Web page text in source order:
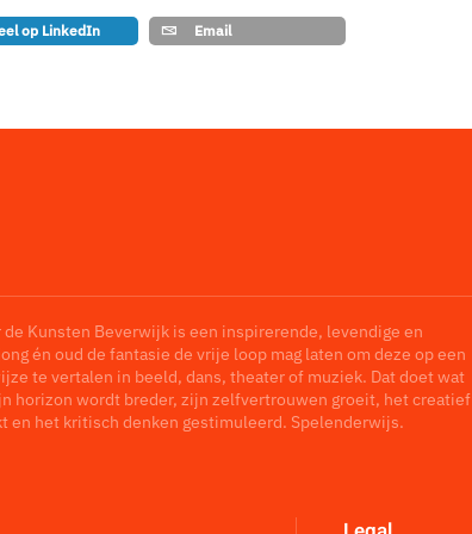
op LinkedIn Email
de Kunsten Beverwijk is een inspirerende, levendige en
én oud de fantasie de vrije loop mag laten om deze op een
te vertalen in beeld, dans, theater of muziek. Dat doet wat
horizon wordt breder, zijn zelfvertrouwen groeit, het creatief
en het kritisch denken gestimuleerd. Spelenderwijs.